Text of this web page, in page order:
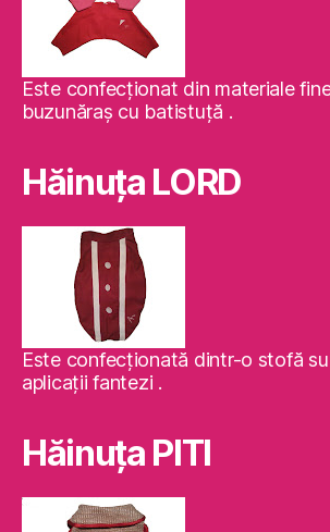
Este confecţionat din materiale
buzunăraş cu batistuţă .
Hăinuţa LORD
Este confecţionată dintr-o stofă
aplicaţii fantezi .
Hăinuţa PITI